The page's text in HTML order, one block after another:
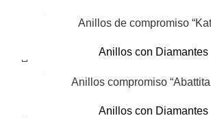
Anillos de compromiso
Anillos con Diamantes
Anillos compromiso “Abattita
Anillos con Diamantes